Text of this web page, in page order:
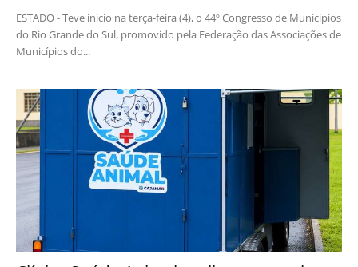
ESTADO - Teve início na terça-feira (4), o 44º Congresso de Municípios
do Rio Grande do Sul, promovido pela Federação das Associações de
Municípios do...